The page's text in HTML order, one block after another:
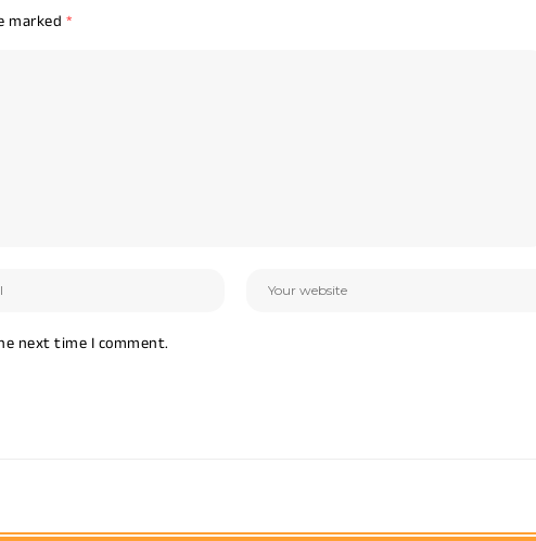
marked *
next time I comment.